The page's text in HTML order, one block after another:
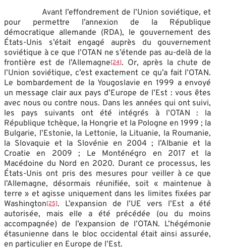
Avant l’effondrement de l’Union soviétique, et
pour permettre l’annexion de la République
démocratique allemande (RDA), le gouvernement des
États-Unis s’était engagé auprès du gouvernement
soviétique à ce que l’OTAN ne s’étende pas au-delà de la
frontière est de l’Allemagne [24]. Or, après la chute de
l’Union soviétique, c’est exactement ce qu’a fait l’OTAN.
Le bombardement de la Yougoslavie en 1999 a envoyé
un message clair aux pays d’Europe de l’Est : vous êtes
avec nous ou contre nous. Dans les années qui ont suivi,
les pays suivants ont été intégrés à l’OTAN : la
République tchèque, la Hongrie et la Pologne en 1999 ; la
Bulgarie, l’Estonie, la Lettonie, la Lituanie, la Roumanie,
la Slovaquie et la Slovénie en 2004 ; l’Albanie et la
Croatie en 2009 ; Le Monténégro en 2017 et la
Macédoine du Nord en 2020. Durant ce processus, les
États-Unis ont pris des mesures pour veiller à ce que
l’Allemagne, désormais réunifiée, soit « maintenue à
terre » et agisse uniquement dans les limites fixées par
Washington [25]. L’expansion de l’UE vers l’Est a été
autorisée, mais elle a été précédée (ou du moins
accompagnée) de l’expansion de l’OTAN. L’hégémonie
étasunienne dans le bloc occidental était ainsi assurée,
en particulier en Europe de l’Est.